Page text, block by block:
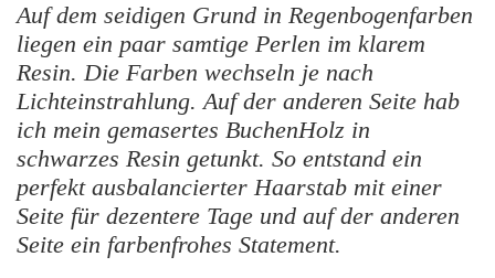
Auf dem seidigen Grund in Regenbogenfarben
liegen ein paar samtige Perlen im klarem
Resin. Die Farben wechseln je nach
Lichteinstrahlung. Auf der anderen Seite hab
ich mein gemasertes BuchenHolz in
schwarzes Resin getunkt. So entstand ein
perfekt ausbalancierter Haarstab mit einer
Seite für dezentere Tage und auf der anderen
Seite ein farbenfrohes Statement.